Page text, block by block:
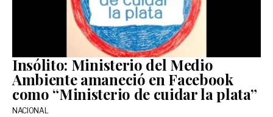
Insólito: Ministerio del Medio
Ambiente amaneció en Facebook
como “Ministerio de cuidar la plata”
NACIONAL